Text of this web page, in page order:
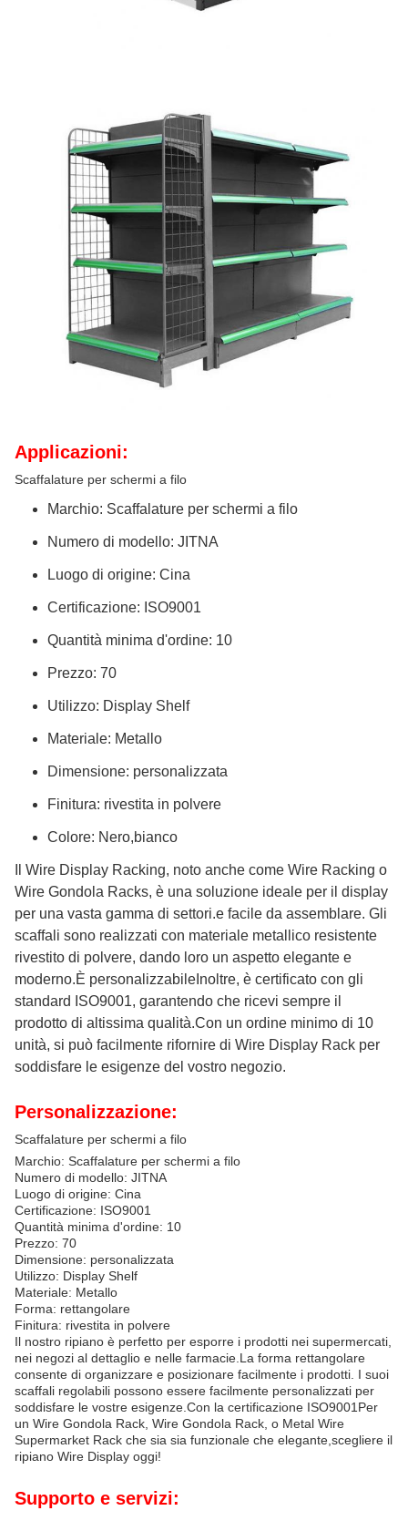
Applicazioni:
Scaffalature per schermi a filo
Marchio: Scaffalature per schermi a filo
Numero di modello: JITNA
Luogo di origine: Cina
Certificazione: ISO9001
Quantità minima d'ordine: 10
Prezzo: 70
Utilizzo: Display Shelf
Materiale: Metallo
Dimensione: personalizzata
Finitura: rivestita in polvere
Colore: Nero,bianco
Il Wire Display Racking, noto anche come Wire Racking o
Wire Gondola Racks, è una soluzione ideale per il display
per una vasta gamma di settori.e facile da assemblare. Gli
scaffali sono realizzati con materiale metallico resistente
rivestito di polvere, dando loro un aspetto elegante e
moderno.È personalizzabileInoltre, è certificato con gli
standard ISO9001, garantendo che ricevi sempre il
prodotto di altissima qualità.Con un ordine minimo di 10
unità, si può facilmente rifornire di Wire Display Rack per
soddisfare le esigenze del vostro negozio.
Personalizzazione:
Scaffalature per schermi a filo
Marchio: Scaffalature per schermi a filo
Numero di modello: JITNA
Luogo di origine: Cina
Certificazione: ISO9001
Quantità minima d'ordine: 10
Prezzo: 70
Dimensione: personalizzata
Utilizzo: Display Shelf
Materiale: Metallo
Forma: rettangolare
Finitura: rivestita in polvere
Il nostro ripiano è perfetto per esporre i prodotti nei supermercati,
nei negozi al dettaglio e nelle farmacie.La forma rettangolare
consente di organizzare e posizionare facilmente i prodotti. I suoi
scaffali regolabili possono essere facilmente personalizzati per
soddisfare le vostre esigenze.Con la certificazione ISO9001Per
un Wire Gondola Rack, Wire Gondola Rack, o Metal Wire
Supermarket Rack che sia sia funzionale che elegante,scegliere il
ripiano Wire Display oggi!
Supporto e servizi: